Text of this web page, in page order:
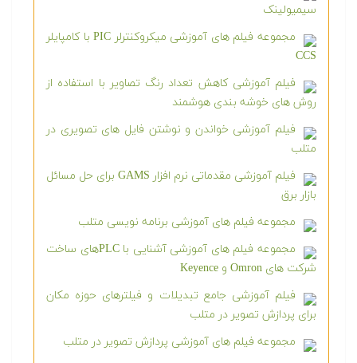
سیمیولینک
مجموعه فیلم های آموزشی میکروکنترلر PIC با کامپایلر
CCS
فیلم آموزشی کاهش تعداد رنگ تصاویر با استفاده از
روش های خوشه بندی هوشمند
فیلم آموزشی خواندن و نوشتن فایل های تصویری در
متلب
فیلم آموزشی مقدماتی نرم افزار GAMS برای حل مسائل
بازار برق
مجموعه فیلم های آموزشی برنامه نویسی متلب
مجموعه فیلم های آموزشی آشنایی با PLCهای ساخت
شرکت های Omron و Keyence
فیلم آموزشی جامع تبدیلات و فیلترهای حوزه مکان
برای پردازش تصویر در متلب
مجموعه فیلم های آموزشی پردازش تصویر در متلب